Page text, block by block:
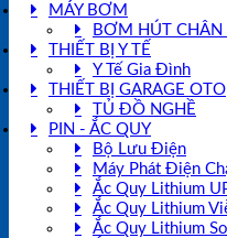
MÁY BƠM
BƠM HÚT CHÂN
THIẾT BỊ Y TẾ
Y Tế Gia Đình
THIẾT BỊ GARAGE OTO
TỦ ĐỒ NGHỀ
PIN - ẮC QUY
Bộ Lưu Điện
Máy Phát Điện
Ắc Quy Lithium
Ắc Quy Lithium
Ắc Quy Lithium